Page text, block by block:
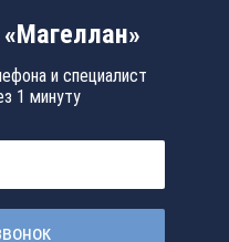
и специалист
1 минуту